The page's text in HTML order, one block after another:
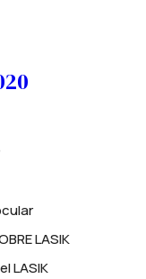
LASIK
LASIK